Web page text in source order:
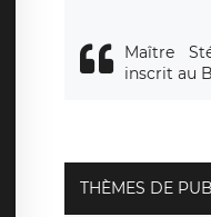
Maître
inscrit au
THÈMES DE